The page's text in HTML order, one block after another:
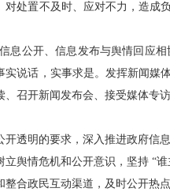
处置不及时、应对不力，造成
息公开、信息发布与舆情回应
实说话，实事求是。发挥新闻
召开新闻发布会、接受媒体专
开透明的要求，深入推进政府信
立舆情危机和公开意识，坚持 “
整合政民互动渠道，及时公开热